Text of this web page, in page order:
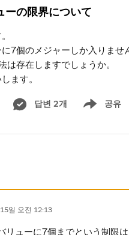
ーの限界について
7個のメジャーしか入りませ
は存在しますでしょうか。
ます。​
답변 2개 공유
Show menu
일 오전 12:13
リューに7個までという制限